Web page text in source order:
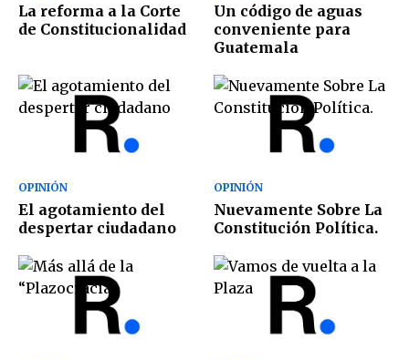
La reforma a la Corte
de Constitucionalidad
Un código de aguas
conveniente para
Guatemala
OPINIÓN
El agotamiento del
despertar ciudadano
OPINIÓN
Nuevamente Sobre La
Constitución Política.